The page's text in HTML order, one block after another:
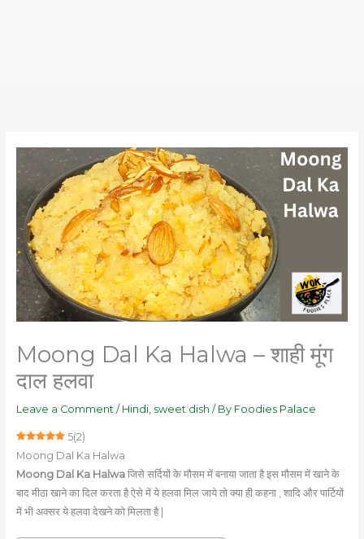
Moong Dal Ka Halwa – शाही मूंग
दाल हलवा
Leave a Comment / Hindi, sweet dish / By Foodies Palace
5(2)
Moong Dal Ka Halwa
Moong Dal Ka Halwa जिसे सर्दियों के मौसम में बनाया जाता है इस मौसम में खाने के
बाद मीठा खाने का दिल करता है ऐसे में ये हलवा मिल जाये तो क्या ही कहना , शादि और पार्टियों
में भी अक्सर ये हलवा देखने को मिलता है |